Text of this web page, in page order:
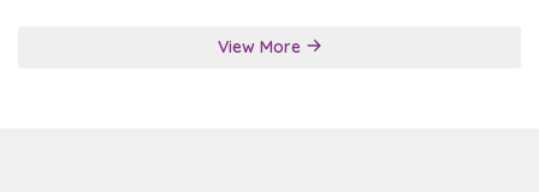
View More